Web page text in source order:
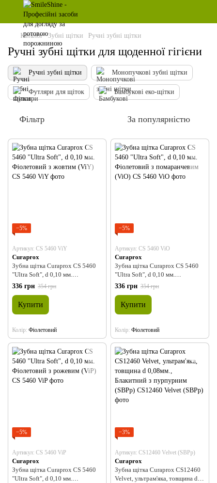
Каталог Зубні щітки Ручні зубні щітки
Ручні зубні щітки для щоденної гігієни
Ручні зубні щітки Монопучкові зубні щітки
Футляри для щіток Бамбукові еко-щітки
Фільтр За популярністю
−5%
Артикул: CS 5460 ViY
Curaprox
Зубна щітка Curaprox CS 5460
"Ultra Soft", d 0,10 мм.
Фіолетовий з жовтим (ViY)
336 грн 354 грн
Купити
Колір Фіолетовий
−5%
Артикул: CS 5460 ViO
Curaprox
Зубна щітка Curaprox CS 5460
"Ultra Soft", d 0,10 мм.
Фіолетовий з помаранчевим
336 грн 354 грн
Купити
Колір Фіолетовий
−5%
Артикул: CS 5460 ViP
Curaprox
Зубна щітка Curaprox CS 5460
"Ultra Soft", d 0,10 мм.
−3%
Артикул: CS12460 Velvet (SBPp)
Curaprox
Зубна щітка Curaprox CS12460
Velvet, ультрам'яка, товщина d